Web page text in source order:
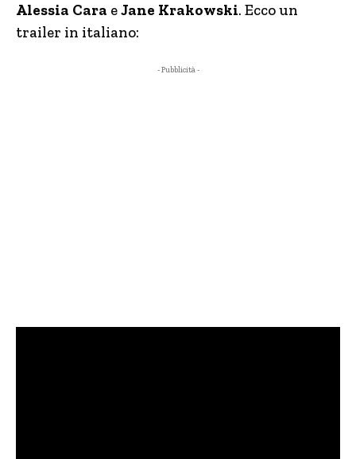
Alessia Cara eJane Krakowski. Ecco un
trailer in italiano:
- Pubblicità -